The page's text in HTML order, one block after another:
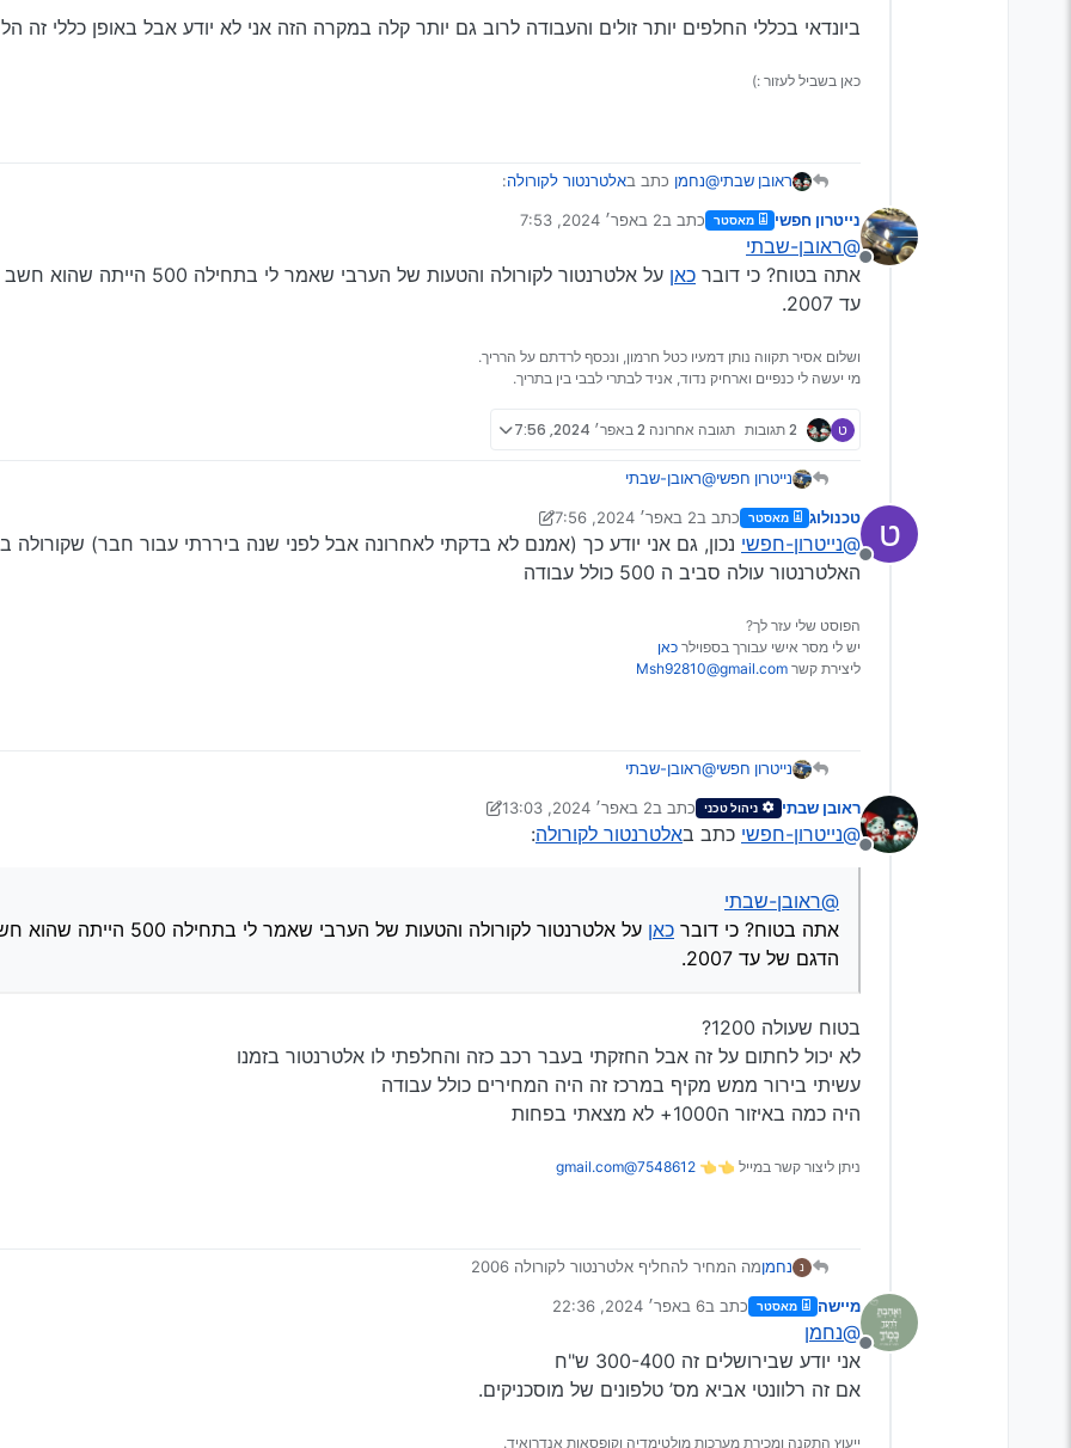
ביונדאי בכללי החלפים יותר זולים והעבודה לרוב גם יותר קלה במקרה הזה אני לא יודע אבל באופן כללי זה
כאן בשביל לעזור :)
ראובן שבתי@נחמן כתב באלטרנטור לקורולה:
מנותק
נייטרון חפשי מאסטר כתב ב2 באפר׳ 2024, 7:53
נערך לאחרונה על ידי
@ראובן-שבתי
אתה בטוח? כי דובר כאן
על אלטרנטור לקורולה והטעות של הערבי
עד 2007.
ושלום אסיר תקווה נותן דמעיו כטל חרמון, ונכסף לרדתם על הרריך.
מי יעשה לי כנפיים וארחיק נדוד, אניד לבתרי לבבי בין בתריך.
ט 2 תגובות תגובה אחרונה 2 באפר׳ 2024, 7:56
נייטרון חפשי@ראובן-שבתי
2007.
ט
מנותק
טכנולוג מאסטר כתב ב2 באפר׳ 2024, 7:56
נערך לאחרונה על ידי טכנולוג
@נייטרון-חפשי
האלטרנטור עולה סביב ה 500 כולל עבודה
הפוסט שלי עזר לך?
יש לי מסר אישי עבורך בספוילר כאן
ליצירת קשר Msh92810@gmail.com
נייטרון חפשי@ראובן-שבתי
2007.
מנותק
ראובן שבתי ניהול טכני כתב ב2 באפר׳ 2024, 13:03
נערך לאחרונה על ידי ראובן שבתי
@נייטרון-חפשי כתב באלטרנטור לקורולה:
@ראובן-שבתי
אתה בטוח? כי דובר כאן
על אלטרנטור לקורולה והטעות של הערבי
הדגם של עד 2007.
בטוח שעולה 1200?
לא יכול לחתום על זה אבל החזקתי בעבר רכב כזה והחלפתי לו אלטרנטור בזמנו
עשיתי בירור ממש מקיף במרכז זה היה המחירים כולל עבודה
היה כמה באיזור ה1000+ לא מצאתי בפחות
ניתן ליצור קשר במייל 👈👈 7548612@gmail.com
נ נחמןמה המחיר להחליף אלטרנטור לקורולה 2006
מנותק
מיישה מאסטר כתב ב6 באפר׳ 2024, 22:36
נערך לאחרונה על ידי
@נחמן
אני יודע שבירושלים זה 300-400 ש"ח
אם זה רלוונטי אביא מס’ טלפונים של מוסכניקים.
ייעוץ התקנה ומכירת מערכות מולטימדיה וקופסאות אנדרואיד.